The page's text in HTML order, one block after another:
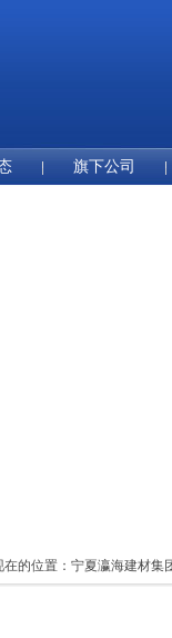
旗下公司
在的位置： 宁夏瀛海建材集